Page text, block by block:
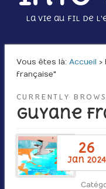
La vie au fil de
Vous êtes là : Accueil ›
française"
CURRENTLY
Guyane
26
jan 2024